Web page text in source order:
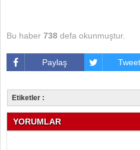
Bu haber 738 defa okunmuştur.
Paylaş
Etiketler :
YORUMLAR